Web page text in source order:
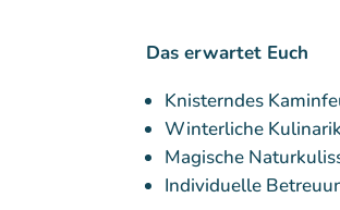
Das erwartet Euch
Knisterndes
Winterliche
Magische
Individuelle